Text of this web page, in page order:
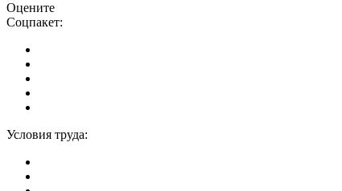
Оцените
Соцпакет:
Условия труда: